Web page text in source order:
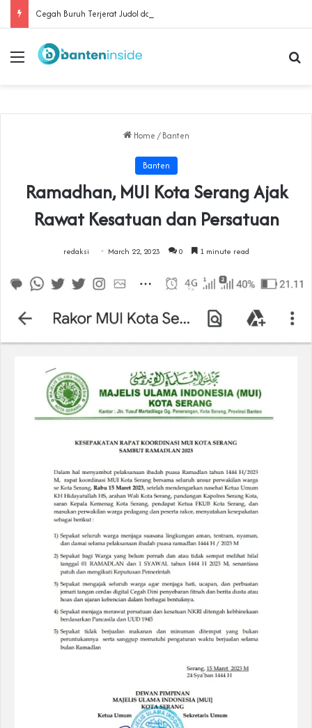
Menu
Home / Banten
Banten
Ramadhan, MUI Kota Serang Ajak
Rawat Kesatuan dan Persatuan
redaksi March 22, 2023 0 1 minute read